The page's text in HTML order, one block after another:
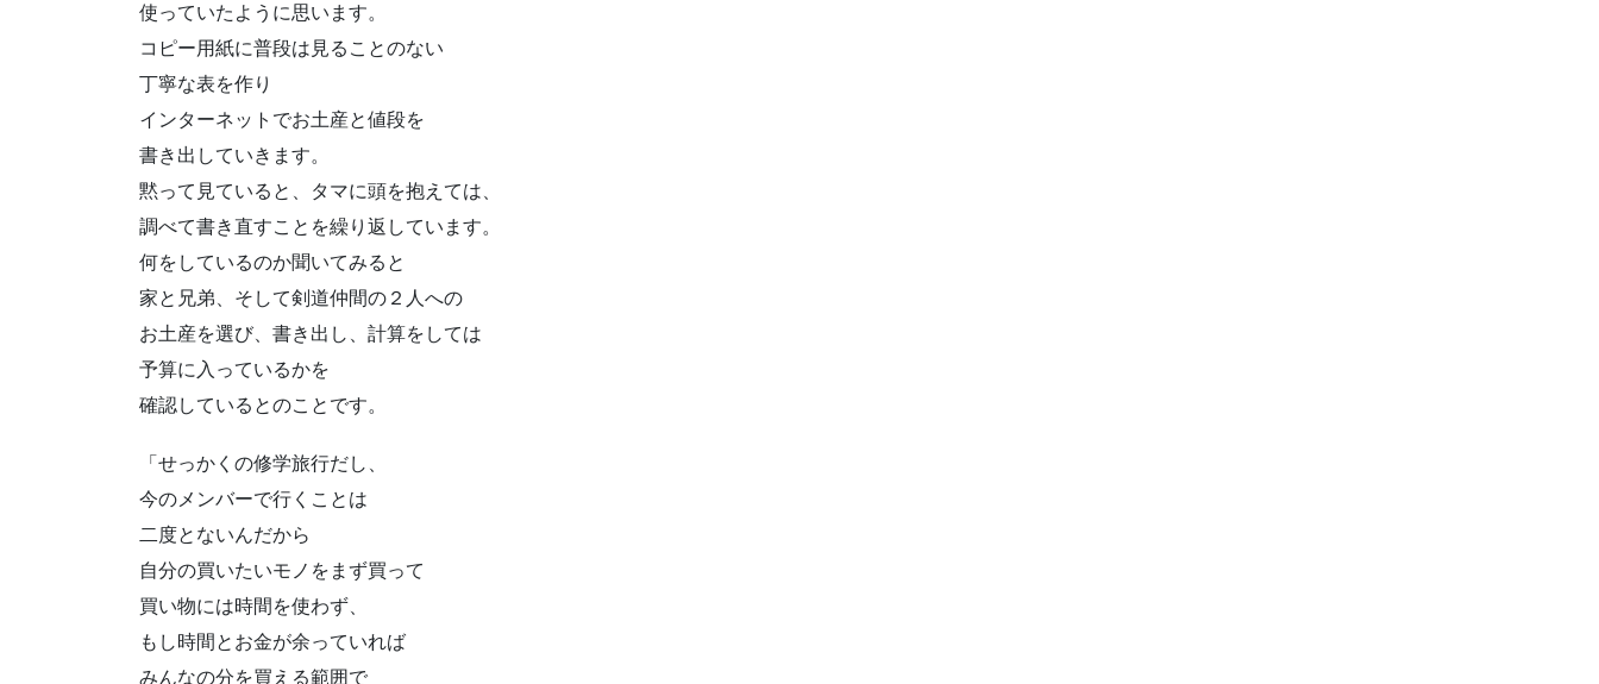
使っていたように思います。
コピー用紙に普段は見ることのない
丁寧な表を作り
インターネットでお土産と値段を
書き出していきます。
黙って見ていると、タマに頭を抱えては、
調べて書き直すことを繰り返しています。
何をしているのか聞いてみると
家と兄弟、そして剣道仲間の２人への
お土産を選び、書き出し、計算をしては
予算に入っているかを
確認しているとのことです。
「せっかくの修学旅行だし、
今のメンバーで行くことは
二度とないんだから
自分の買いたいモノをまず買って
買い物には時間を使わず、
もし時間とお金が余っていれば
みんなの分を買える範囲で